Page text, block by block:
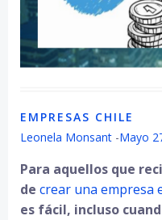
EMPRESAS CHILE
Leonela Monsant -Mayo
Para aquellos que
de crear una empresa
es fácil, incluso